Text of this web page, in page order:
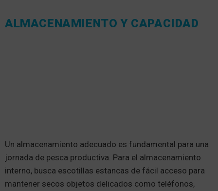
ALMACENAMIENTO Y CAPACIDAD
Un almacenamiento adecuado es fundamental para una
jornada de pesca productiva. Para el almacenamiento
interno, busca escotillas estancas de fácil acceso para
mantener secos objetos delicados como teléfonos,